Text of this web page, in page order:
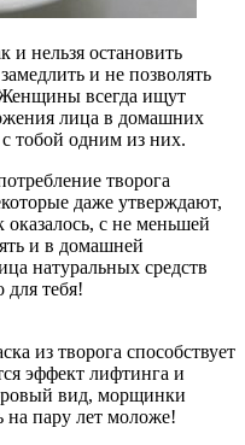
и нельзя остановить
и не позволять
всегда ищут
лица в домашних
тобой одним из них.
творога
даже утверждают,
с не меньшей
и в домашней
натуральных средств
для тебя!
из творога способствует
эффект лифтинга и
вид, морщинки
на пару лет моложе!